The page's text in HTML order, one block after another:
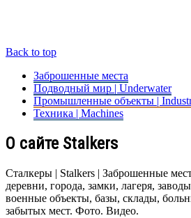
Back to top
Заброшенные места
Подводный мир | Underwater
Промышленные объекты |
Техника | Machines
О сайте Stalkers
Сталкеры | Stalkers | Заброшенные
деревни, города, замки, лагеря,
военные объекты, базы, склады,
забытых мест. Фото. Видео.